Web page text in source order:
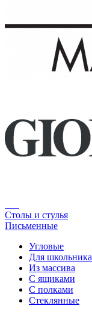
Столы и стулья
Письменные
Угловые
Для школьника
Из массива
С ящиками
С полками
Стеклянные